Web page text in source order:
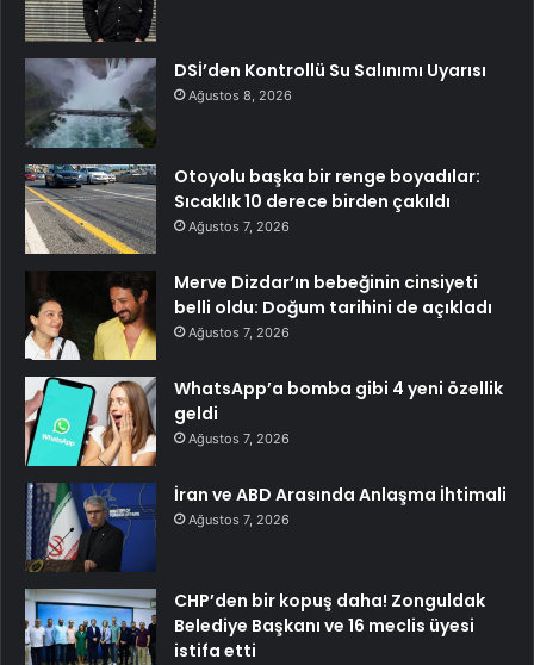
DSİ’den Kontrollü Su Salınımı Uyarısı
Ağustos 8, 2026
Otoyolu başka bir renge boyadılar:
Sıcaklık 10 derece birden çakıldı
Ağustos 7, 2026
Merve Dizdar’ın bebeğinin cinsiyeti
belli oldu: Doğum tarihini de açıkladı
Ağustos 7, 2026
WhatsApp’a bomba gibi 4 yeni özellik
geldi
Ağustos 7, 2026
İran ve ABD Arasında Anlaşma İhtimali
Ağustos 7, 2026
CHP’den bir kopuş daha! Zonguldak
Belediye Başkanı ve 16 meclis üyesi
istifa etti